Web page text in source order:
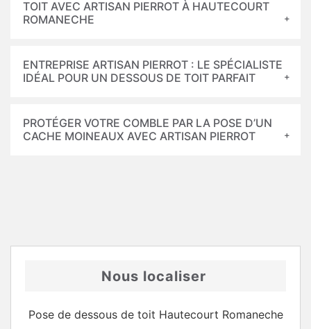
TOIT AVEC ARTISAN PIERROT À HAUTECOURT
ROMANECHE
ENTREPRISE ARTISAN PIERROT : LE SPÉCIALISTE
IDÉAL POUR UN DESSOUS DE TOIT PARFAIT
PROTÉGER VOTRE COMBLE PAR LA POSE D’UN
CACHE MOINEAUX AVEC ARTISAN PIERROT
Nous localiser
Pose de dessous de toit Hautecourt Romaneche